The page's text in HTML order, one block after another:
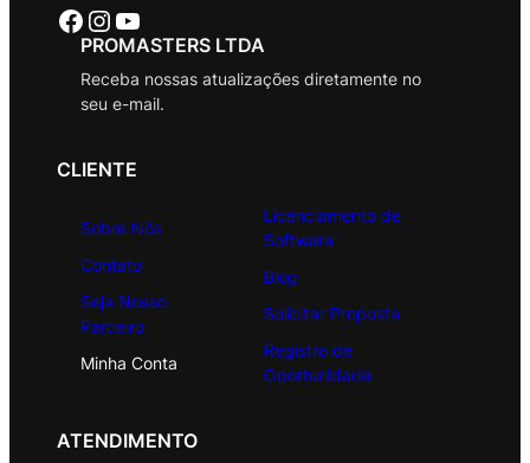
Facebook Instagram Youtube
PROMASTERS LTDA
Receba nossas atualizações diretamente no
seu e-mail.
CLIENTE
Sobre Nós
Contato
Seja Nosso
Parceiro
Minha Conta
Licenciamento de
Software
Blog
Solicitar Proposta
Registro de
Oportunidade
ATENDIMENTO